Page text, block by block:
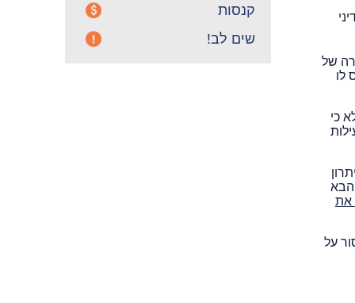
של
לו
כי
הבא
את
על
קנסות
שים לב!